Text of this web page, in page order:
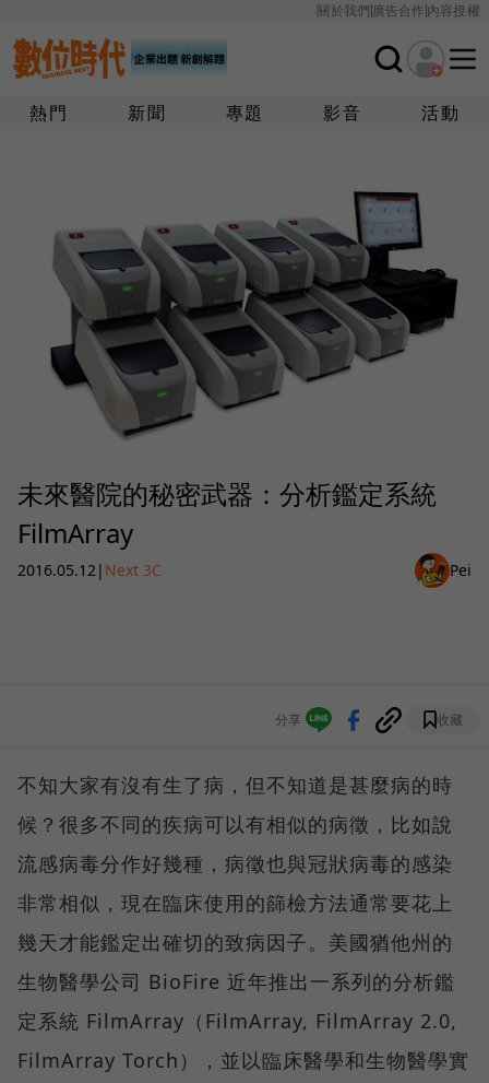
關於我們廣告合作內容授權
熱門 新聞 專題 影音 活動
未來醫院的秘密武器：分析鑑定系統
FilmArray
2016.05.12| Next 3C Pei
分享 收藏
不知大家有沒有生了病，但不知道是甚麼病的時
候？很多不同的疾病可以有相似的病徵，比如說
流感病毒分作好幾種，病徵也與冠狀病毒的感染
非常相似，現在臨床使用的篩檢方法通常要花上
幾天才能鑑定出確切的致病因子。美國猶他州的
生物醫學公司 BioFire 近年推出一系列的分析鑑
定系統 FilmArray（FilmArray, FilmArray 2.0,
FilmArray Torch），並以臨床醫學和生物醫學實